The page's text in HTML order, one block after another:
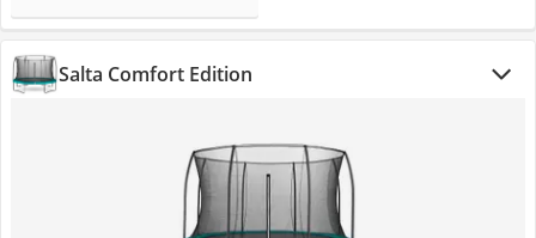
Salta Comfort Edition